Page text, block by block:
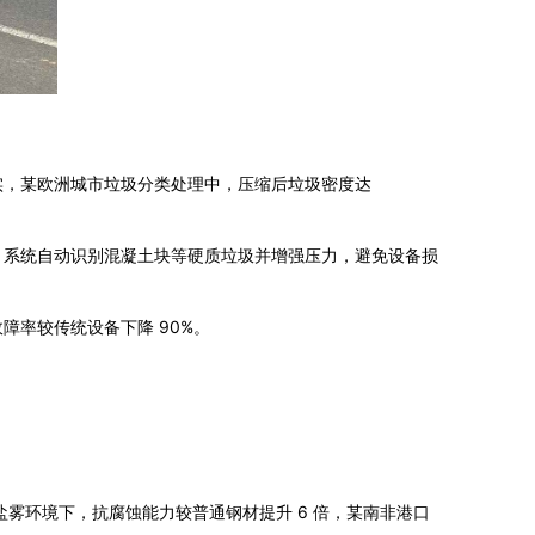
某欧洲城市垃圾分类处理中，压缩后垃圾密度达
统自动识别混凝土块等硬质垃圾并增强压力，避免设备损
率较传统设备下降 90%。
环境下，抗腐蚀能力较普通钢材提升 6 倍，某南非港口